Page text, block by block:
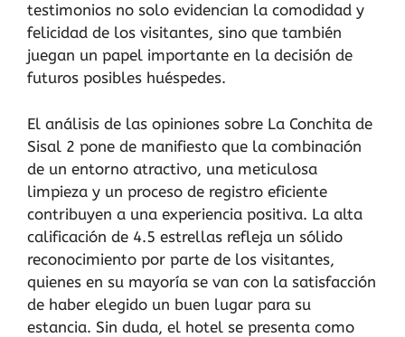
testimonios no solo evidencian la comodidad y
felicidad de los visitantes, sino que también
juegan un papel importante en la decisión de
futuros posibles huéspedes.
El análisis de las opiniones sobre La Conchita de
Sisal 2 pone de manifiesto que la combinación
de un entorno atractivo, una meticulosa
limpieza y un proceso de registro eficiente
contribuyen a una experiencia positiva. La alta
calificación de 4.5 estrellas refleja un sólido
reconocimiento por parte de los visitantes,
quienes en su mayoría se van con la satisfacción
de haber elegido un buen lugar para su
estancia. Sin duda, el hotel se presenta como